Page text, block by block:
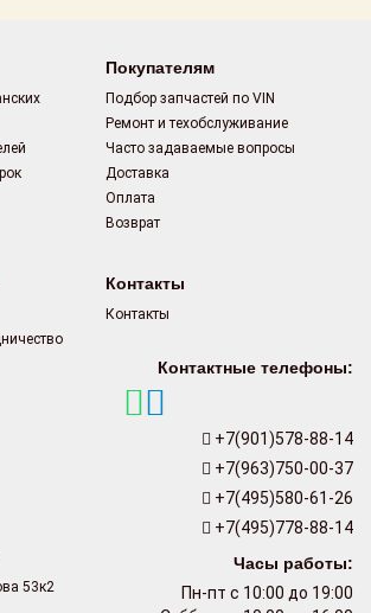
Покупателям
Подбор запчастей по VIN
Ремонт и техобслуживание
Часто задаваемые вопросы
Доставка
Оплата
Возврат
Контакты
Контакты
Контактные телефоны:
+7(901)578-88-14
+7(963)750-00-37
+7(495)580-61-26
+7(495)778-88-14
Часы работы:
Пн-пт с 10:00 до 19:00
53к2